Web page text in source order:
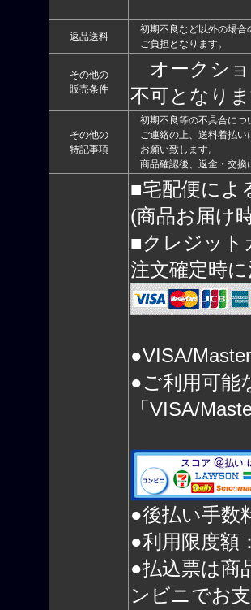
返品送料
初期不良など以外の場合
ご負担となります。
その他の
販売条件
オークショ
不可となり
その他の
特記事項
初期不良等の不具合につ
ご連絡の上、送料着払い
お願い致します。
商品確認後、返金・交換
■宅配便によ
(商品お届け
■クレジット
注文確定時
●VISA/
●ご利用可能
「VISA/
●後払い手数
●利用限度額
●払込票は商
ンビニでお